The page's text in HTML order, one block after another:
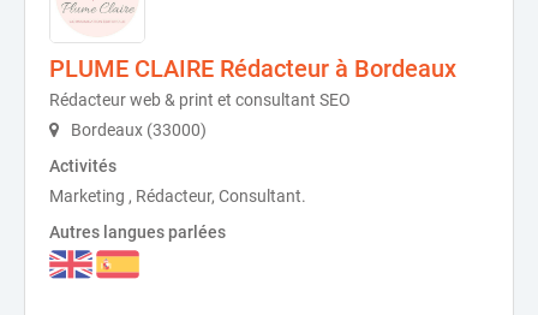
PLUME CLAIRE Rédacteur à Bordeaux
Rédacteur web & print et consultant SEO
Bordeaux (33000)
Activités
Marketing , Rédacteur, Consultant.
Autres langues parlées